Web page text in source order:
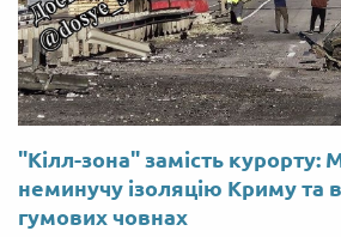
"Кілл-зона" замість курорту:
неминучу ізоляцію Криму та
гумових човнах